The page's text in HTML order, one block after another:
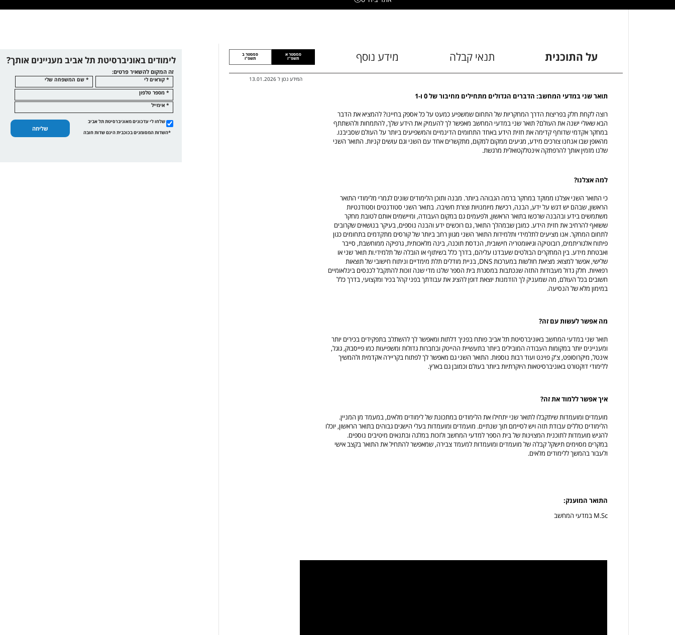
סמסטר א
תשפ"ז
סמסטר ב
תשפ"ו
המידע נכון ל 13.01.2026
על התוכנית תנאי קבלה מידע נוסף
תואר שני במדעי המחשב: הדברים הגדולים מתחילים מחיבור של 0 ו-1
רוצה לקחת חלק בפריצות הדרך המחקריות של התחום שמשפיע כמעט על כל אספק בחיינו? להמציא את הדבר
הבא שאולי ישנה את העולם? תואר שני במדעי המחשב מאפשר לך להעמיק את הידע שלך, להתמחות ולהשתתף
במחקר אקדמי שדוחף קדימה את חזית הידע באחד התחומים הדינמיים והמשפיעים ביותר על העולם שסביבנו.
מהאופן שבו אנחנו צורכים מידע, מגיעים ממקום למקום, מתקשרים אחד עם השני וגם עושים קניות. התואר השני
שלנו מזמין אותך להרפתקה אינטלקטואלית מרגשת.
למה אצלנו?
כי התואר השני אצלנו ממוקד במחקר ברמה הגבוהה ביותר. מבנה ותוכן הלימודים שונים לגמרי מלימודי התואר
הראשון, שבהם יש דגש על ידע, הבנה, רכישת מיומנויות וצורת חשיבה. בתואר השני סטודנטים וסטודנטיות
משתמשים בידע ובהבנה שרכשו בתואר הראשון, ולפעמים גם במקום העבודה, ומיישמים אותם לטובת מחקר
ששואף להרחיב את חזית הידע. כמובן שבמהלך התואר, גם רוכשים ידע והבנה נוספים, בעיקר בנושאים שקרובים
לתחום המחקר. אנו מציעים לתלמידי ותלמידות התואר השני מגוון רחב ביותר של קורסים מתקדמים בתחומים כגון
פיתוח אלגוריתמים, רובוטיקה וגיאומטריה חישובית, הנדסת תוכנה, בינה מלאכותית, גרפיקה ממוחשבת, סייבר
ואבטחת מידע. בין המחקרים הבולטים שעבדנו עליהם, בדרך כלל בשיתוף או הובלה של תלמידי.ות תואר שני או
שלישי, אפשר למצוא: מציאת חולשות במערכות DNS, בניית מודלים תלת מימדיים וניתוח חישובי של תוצאות
רפואיות. חלק גדול מעבודות התזה שנכתבות במסגרת בית הספר שלנו מדי שנה זוכות להתקבל לכנסים בינלאומיים
חשובים בכל העולם, מה שמעניק לך הזדמנות יוצאת דופן להציג את עבודתך בפני קהל בכיר ומקצועי, בדרך כלל
במימון מלא של הנסיעה.
מה אפשר לעשות עם זה?
תואר שני במדעי המחשב באוניברסיטת תל אביב פותח בפניך דלתות ומאפשר לך להשתלב בתפקידים בכירים יותר
ומעניינים יותר במקומות העבודה המובילים ביותר בתעשיית ההייטק ובחברות גדולות ומשפיעות כמו פייסבוק, גוגל,
אינטל, מיקרוסופט, צ'ק פוינט ועוד רבות נוספות. התואר השני גם מאפשר לך לפתוח בקריירה אקדמית ולהמשיך
ללימודי דוקטורט באוניברסיטאות היוקרתיות ביותר בעולם וכמובן גם בארץ.
איך אפשר ללמוד את זה?
מועמדים ומועמדות שיתקבלו לתואר שני יתחילו את הלימודים במתכונת של לימודים מלאים, במעמד מן המניין.
הלימודים כוללים עבודת תזה ויש לסיימם תוך שנתיים. מועמדים ומועמדות בעלי הישגים גבוהים בתואר הראשון, יוכלו
להגיש מועמדות לתוכנית המצוינות של בית הספר למדעי המחשב ולזכות במלגה ובתנאים מיטיבים נוספים.
במקרים מסוימים תישקל קבלה של מועמדים ומועמדות למעמד צבירה, שמאפשר להתחיל את התואר בקצב אישי
ולעבור בהמשך ללימודים מלאים.
התואר המוענק:
M.Sc במדעי המחשב
לימודים באוניברסיטת תל אביב מעניינים אותך?
זה המקום להשאיר פרטים:
* קוראים לי
* שם המשפחה שלי
* מספר טלפון
* אימייל
שלחו לי עדכונים מאוניברסיטת תל אביב
שליחה
*השדות המסומנים בכוכבית הינם שדות חובה